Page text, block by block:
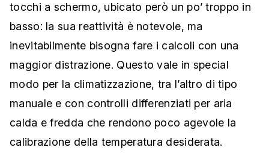
tocchi a schermo, ubicato però un po’ troppo in
basso: la sua reattività è notevole, ma
inevitabilmente bisogna fare i calcoli con una
maggior distrazione. Questo vale in special
modo per la climatizzazione, tra l’altro di tipo
manuale e con controlli differenziati per aria
calda e fredda che rendono poco agevole la
calibrazione della temperatura desiderata.